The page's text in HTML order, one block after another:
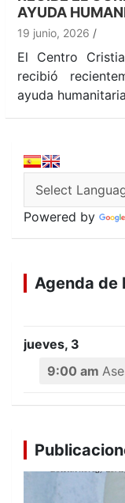
AYUDA
19 junio, 2026
El Centro
recibió
ayuda
Powered by
Agenda de
jueves, 3
9:00 am